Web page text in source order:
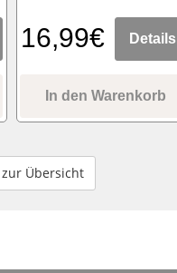
16,99€ Details
In den Warenkorb
Übersicht